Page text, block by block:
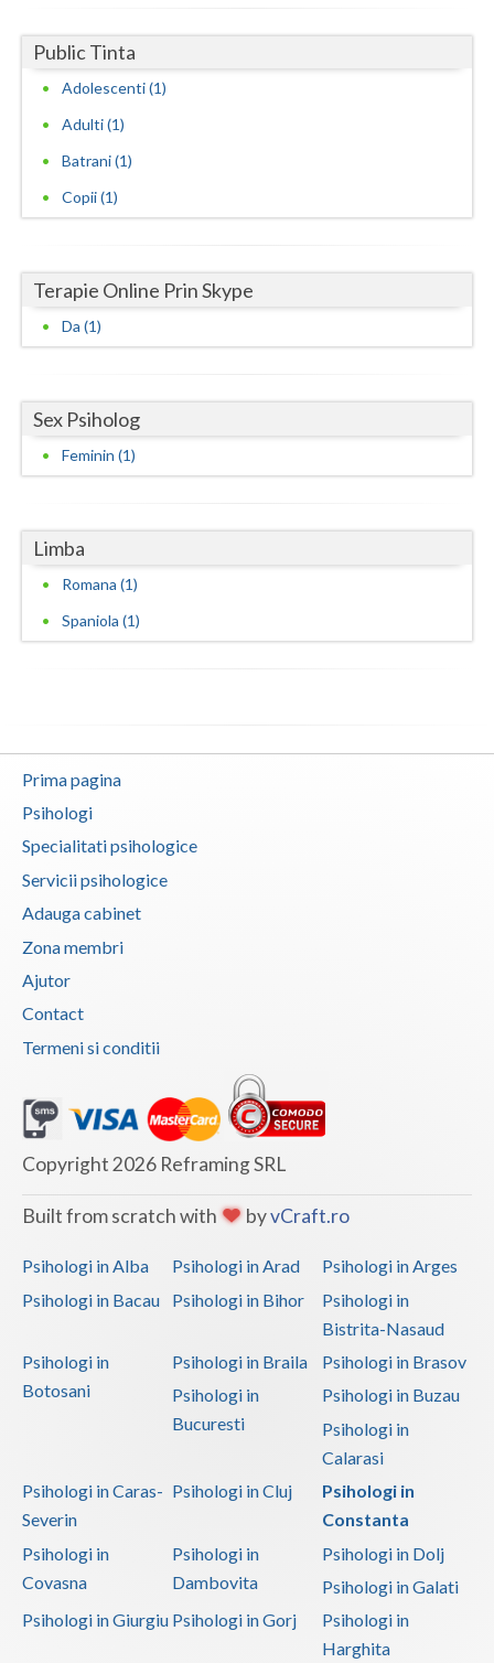
Ilfov
Maramures
Mehedinti
Neamt
Prahova
Salaj
Satu-Mare
Sibiu
Teleorman
Tulcea
Vrancea
Public Tinta
Adolescenti (1)
Adulti (1)
Batrani (1)
Copii (1)
Terapie Online Prin Skype
Da (1)
Sex Psiholog
Feminin (1)
Limba
Romana (1)
Spaniola (1)
Prima pagina
Psihologi
Specialitati psihologice
Servicii psihologice
Adauga cabinet
Zona membri
Ajutor
Contact
Termeni si conditii
Copyright 2026 Reframing SRL
Built from scratch with byvCraft.ro
Psihologi in Alba Psihologi in Arad
Psihologi in Arges
Psihologi in Bacau
Psihologi in Bihor
Psihologi in
Bistrita-Nasaud
Psihologi in
Botosani
Psihologi in Braila
Psihologi in Brasov
Psihologi in
Bucuresti
Psihologi in Buzau
Psihologi in
Calarasi
Psihologi in Caras-
Severin
Psihologi in Cluj
Psihologi in
Constanta
Psihologi in
Covasna
Psihologi in
Dambovita
Psihologi in Dolj
Psihologi in Galati
Psihologi in Giurgiu Psihologi in Gorj
Psihologi in
Harghita